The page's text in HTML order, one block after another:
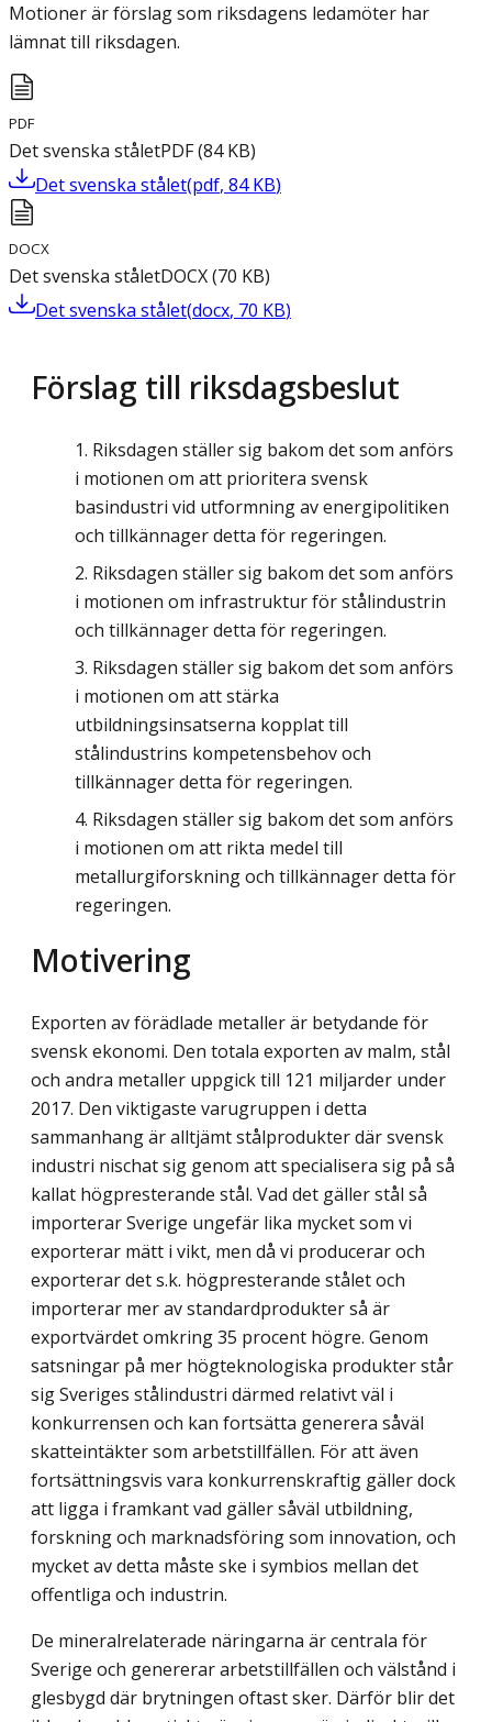
Motioner är förslag som riksdagens ledamöter har
lämnat till riksdagen.
PDF
Det svenska ståletPDF(84 KB)
Det svenska stålet(pdf, 84 KB)
DOCX
Det svenska ståletDOCX(70 KB)
Det svenska stålet(docx, 70 KB)
Förslag till riksdagsbeslut
Riksdagen ställer sig bakom det som anförs
i motionen om att prioritera svensk
basindustri vid utformning av energipolitiken
och tillkännager detta för regeringen.
Riksdagen ställer sig bakom det som anförs
i motionen om infrastruktur för stålindustrin
och tillkännager detta för regeringen.
Riksdagen ställer sig bakom det som anförs
i motionen om att stärka
utbildningsinsatserna kopplat till
stålindustrins kompetensbehov och
tillkännager detta för regeringen.
Riksdagen ställer sig bakom det som anförs
i motionen om att rikta medel till
metallurgiforskning och tillkännager detta för
regeringen.
Motivering
Exporten av förädlade metaller är betydande för
svensk ekonomi. Den totala exporten av malm, stål
och andra metaller uppgick till 121 miljarder under
2017. Den viktigaste varugruppen i detta
sammanhang är alltjämt stålprodukter där svensk
industri nischat sig genom att specialisera sig på så
kallat högpresterande stål. Vad det gäller stål så
importerar Sverige ungefär lika mycket som vi
exporterar mätt i vikt, men då vi producerar och
exporterar det s.k. högpresterande stålet och
importerar mer av standardprodukter så är
exportvärdet omkring 35 procent högre. Genom
satsningar på mer högteknologiska produkter står
sig Sveriges stålindustri därmed relativt väl i
konkurrensen och kan fortsätta generera såväl
skatteintäkter som arbetstillfällen. För att även
fortsättningsvis vara konkurrenskraftig gäller dock
att ligga i framkant vad gäller såväl utbildning,
forskning och marknadsföring som innovation, och
mycket av detta måste ske i symbios mellan det
offentliga och industrin.
De mineralrelaterade näringarna är centrala för
Sverige och genererar arbetstillfällen och välstånd i
glesbygd där brytningen oftast sker. Därför blir det